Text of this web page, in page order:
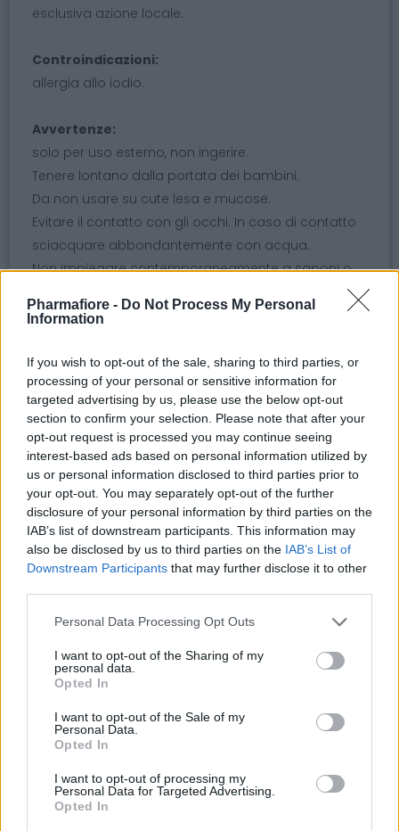
Pharmafiore - Do Not Process My Personal
Information
If you wish to opt-out of the sale, sharing to third parties, or
processing of your personal or sensitive information for
targeted advertising by us, please use the below opt-out
section to confirm your selection. Please note that after your
opt-out request is processed you may continue seeing
interest-based ads based on personal information utilized by
us or personal information disclosed to third parties prior to
your opt-out. You may separately opt-out of the further
disclosure of your personal information by third parties on the
IAB’s list of downstream participants. This information may
also be disclosed by us to third parties on the IAB’s List of
Downstream Participants that may further disclose it to other
Please note that this website/app uses one or more Google
not limited to your visit or usage behaviour. You may click to
grant or deny consent to Google and its third-party tags to
use your data for below specified purposes in below Google
consent section.
Personal Data Processing Opt Outs
I want to opt-out of the Sharing of my
personal data.
Opted In
I want to opt-out of the Sale of my
Personal Data.
Opted In
I want to opt-out of processing my
Personal Data for Targeted Advertising.
Opted In
esclusiva azione locale.
Controindicazioni:
allergia allo iodio.
Avvertenze:
solo per uso esterno, non ingerire.
Tenere lontano dalla portata dei bambini.
Da non usare su cute lesa e mucose.
Evitare il contatto con gli occhi. In caso di contatto
sciacquare abbondantemente con acqua.
Non impiegare contemporaneamente a saponi o
In caso di incidente o malessere consultare il
Non disperdere il contenitore nell'ambiente dopo
l'uso.
Conservare il prodotto nella confezione originale in
ambiente fresco, pulito ed asciutto, al riparo da
elevate fonti di calore e non esposto a luce solare
diretta. Conservare il recipiente ben chiuso e
lontano da alimenti, mangimi e bevande. Non
riutilizzare il contenitore.
Il periodo di validità (36 mesi) si riferisce al prodotto
nel suo contenitore integro e correttamente
conservato.
Effettuare lo smaltimento in conformità alla
Componenti:
100 ml di soluzione contengono:
polivinilpirrolidone iodio g.10,0 (equivalenti a 1,0% di
iodio); coformulati; acqua depurata q.b. a 100ml.
Argomenti